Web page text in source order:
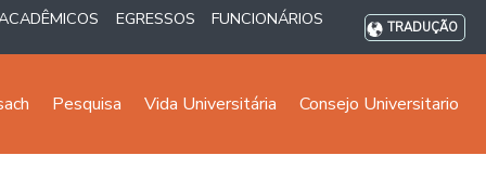
EGRESSOS FUNCIONÁRIOS TRADUÇÃO
Pesquisa Vida Universitária Consejo Universitario